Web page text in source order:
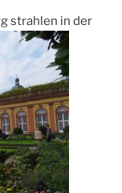
strahlen in der